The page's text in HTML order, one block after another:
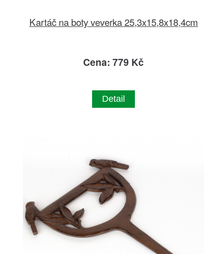
Kartáč na boty veverka 25,3x15,8x18,4cm
Cena: 779 Kč
Detail